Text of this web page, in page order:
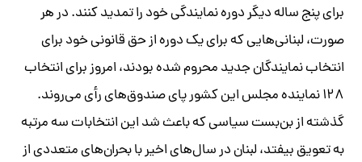
برای پنج ساله دیگر دوره نمایندگی خود را تمدید کنند. در هر
صورت، لبنانی‌هایی که برای یک دوره از حق قانونی خود برای
انتخاب نمایندگان جدید محروم شده بودند، امروز برای انتخاب
۱۲۸ نماینده مجلس این کشور پای صندوق‌های رأی می‌روند.
گذشته از بن‌بست سیاسی که باعث شد این انتخابات سه مرتبه
به تعویق بیفتد، لبنان در سال‌های اخیر با بحران‌های متعددی از